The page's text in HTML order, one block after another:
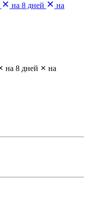
на 8 дней
на
на 8 дней
на